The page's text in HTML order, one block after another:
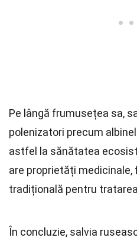
Pe lângă frumusețea sa,
polenizatori precum
astfel la sănătatea
are proprietăți
tradițională pentru
În concluzie, salvia